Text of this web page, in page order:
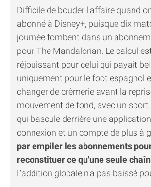
Difficile de bouder l'affaire quand
abonné à Disney+, puisque dix
journée tombent dans un
pour The Mandalorian. Le calcul
réjouissant pour celui qui payait
uniquement pour le foot espagnol
changer de crèmerie avant la
mouvement de fond, avec un
qui bascule derrière une
connexion et un compte de plus à
par empiler les abonnements
reconstituer ce qu'une seule
L'addition globale n'a pas baissé